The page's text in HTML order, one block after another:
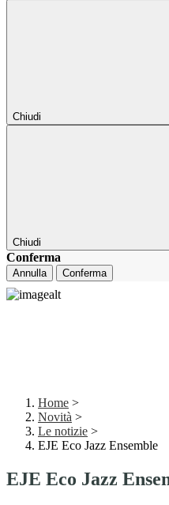
Chiudi
Chiudi
Conferma
Annulla Conferma
Home >
Novità >
Le notizie >
EJE Eco Jazz Ensemble
EJE Eco Jazz